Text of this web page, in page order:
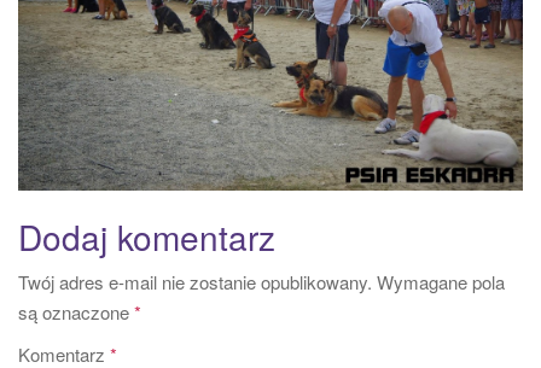
o
n
Dodaj komentarz
Twój adres e-mail nie zostanie opublikowany. Wymagane pola
są oznaczone*
Komentarz *